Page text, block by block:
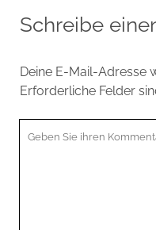
Schreibe
Deine E-Mail-Adresse
Erforderliche Felder